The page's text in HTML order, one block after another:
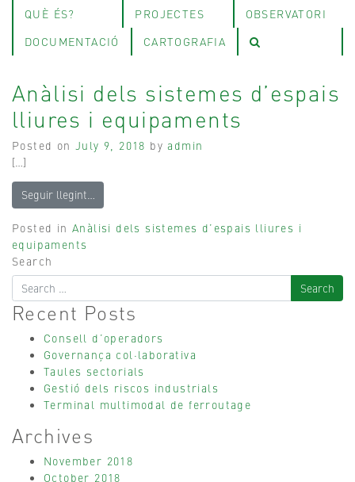
QUÈ ÉS? PROJECTES
OBSERVATORI
DOCUMENTACIÓ
CARTOGRAFIA
Anàlisi dels sistemes d’espais
lliures i equipaments
Posted onJuly 9, 2018 byadmin
[…]
Seguir llegint…
Posted inAnàlisi dels sistemes d’espais lliures i
equipaments
Search
Recent Posts
Consell d’operadors
Governança col·laborativa
Taules sectorials
Gestió dels riscos industrials
Terminal multimodal de ferroutage
Archives
November 2018
October 2018